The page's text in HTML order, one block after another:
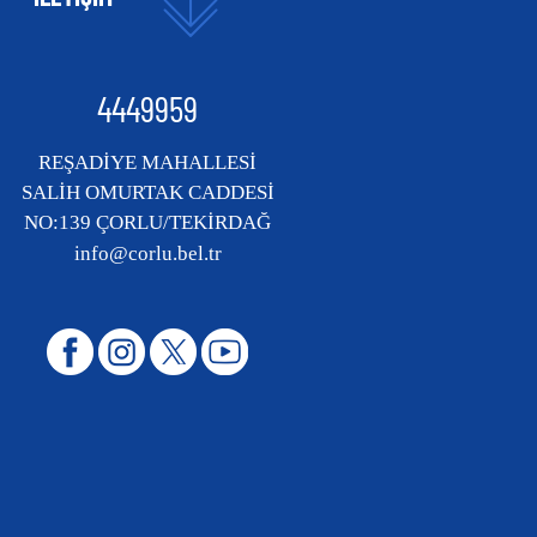
4449959
REŞADİYE MAHALLESİ
SALİH OMURTAK CADDESİ
NO:139 ÇORLU/TEKİRDAĞ
info@corlu.bel.tr